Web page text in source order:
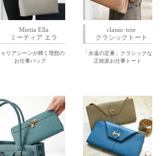
Mietia Ella
ミーティア エラ
ャリアシーンが輝く理想の
お仕事バッグ
classic tote
クラシックトート
「永遠の定番」クラシックな
正統派お仕事トート